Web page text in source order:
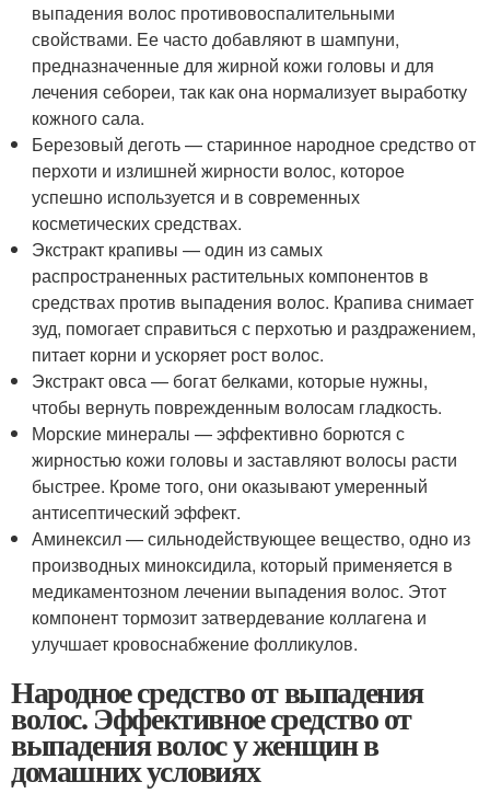
выпадения волос противовоспалительными
свойствами. Ее часто добавляют в шампуни,
предназначенные для жирной кожи головы и для
лечения себореи, так как она нормализует выработку
кожного сала.
Березовый деготь — старинное народное средство от
перхоти и излишней жирности волос, которое
успешно используется и в современных
косметических средствах.
Экстракт крапивы — один из самых
распространенных растительных компонентов в
средствах против выпадения волос. Крапива снимает
зуд, помогает справиться с перхотью и раздражением,
питает корни и ускоряет рост волос.
Экстракт овса — богат белками, которые нужны,
чтобы вернуть поврежденным волосам гладкость.
Морские минералы — эффективно борются с
жирностью кожи головы и заставляют волосы расти
быстрее. Кроме того, они оказывают умеренный
антисептический эффект.
Аминексил — сильнодействующее вещество, одно из
производных миноксидила, который применяется в
медикаментозном лечении выпадения волос. Этот
компонент тормозит затвердевание коллагена и
улучшает кровоснабжение фолликулов.
Народное средство от выпадения
волос. Эффективное средство от
выпадения волос у женщин в
домашних условиях